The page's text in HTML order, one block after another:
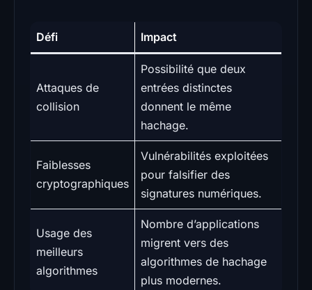
Défi Impact
Attaques de
collision
Possibilité que deux
entrées distinctes
donnent le même
hachage.
Faiblesses
cryptographiques
Vulnérabilités exploitées
pour falsifier des
signatures numériques.
Usage des
meilleurs
algorithmes
Nombre d’applications
migrent vers des
algorithmes de hachage
plus modernes.